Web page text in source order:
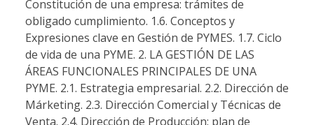
Constitución de una empresa: trámites de
obligado cumplimiento. 1.6. Conceptos y
Expresiones clave en Gestión de PYMES. 1.7. Ciclo
de vida de una PYME. 2. LA GESTIÓN DE LAS
ÁREAS FUNCIONALES PRINCIPALES DE UNA
PYME. 2.1. Estrategia empresarial. 2.2. Dirección de
Márketing. 2.3. Dirección Comercial y Técnicas de
Venta. 2.4. Dirección de Producción: plan de